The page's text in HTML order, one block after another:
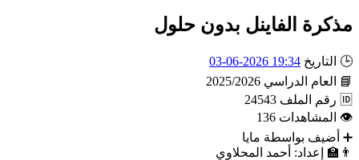
مذكرة الفاينل بدون حلول
🕒 التاريخ 19:34 2026-06-03
📘
العام الدراسي 2025/2026
🆔 رقم الملف 24543
👁
المشاهدات 136
➕
أضيف بواسطة مايا
👨‍🏫
إعداد: أحمد المحلاوي